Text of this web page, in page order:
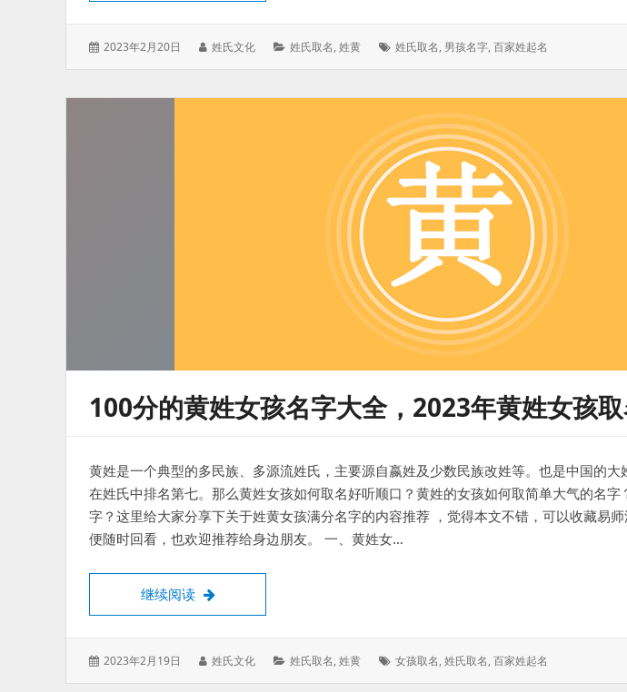
发
2023年2月20日
作
姓氏文化
分
姓氏取名,姓黄
标
姓氏取名, 男孩名字,百家姓起名
100分的黄姓女孩名字大全，2023年黄姓女孩
黄姓是一个典型的多民族、多源流姓氏，主要源自嬴姓及少数民族改姓等。也是中国的
在姓氏中排名第七。那么黄姓女孩如何取名好听顺口？黄姓的女孩如何取简单大气的名字
字？这里给大家分享下关于姓黄女孩满分名字的内容推荐 ，觉得本文不错，可以收藏易
便随时回看，也欢迎推荐给身边朋友。 一、黄姓女…
继续阅读 100分的黄姓女孩名字大全，2023年黄姓女孩取名新颖有内涵
发
2023年2月19日
作
姓氏文化
分
姓氏取名,姓黄
标
女孩取名,姓氏取名,百家姓起名